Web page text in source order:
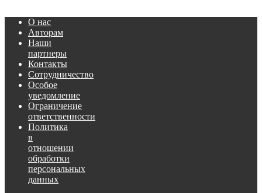
О нас
Авторам
Наши
партнеры
Контакты
Сотрудничество
Особое
уведомление
Ограничение
ответственности
Политика
в
отношении
обработки
персональных
данных